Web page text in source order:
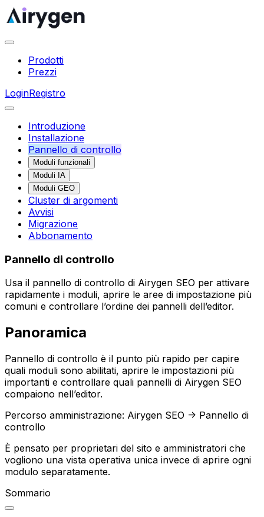
Prodotti
Prezzi
LoginRegistro
Introduzione
Installazione
Pannello di controllo
Moduli funzionali
Moduli IA
Moduli GEO
Cluster di argomenti
Avvisi
Migrazione
Abbonamento
Pannello di controllo
Usa il pannello di controllo di Airygen SEO per attivare
rapidamente i moduli, aprire le aree di impostazione più
comuni e controllare l’ordine dei pannelli dell’editor.
Panoramica
Pannello di controllo è il punto più rapido per capire
quali moduli sono abilitati, aprire le impostazioni più
importanti e controllare quali pannelli di Airygen SEO
compaiono nell’editor.
Percorso amministrazione: Airygen SEO -> Pannello di
controllo
È pensato per proprietari del sito e amministratori che
vogliono una vista operativa unica invece di aprire ogni
modulo separatamente.
Sommario